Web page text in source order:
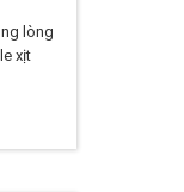
lòng
xịt